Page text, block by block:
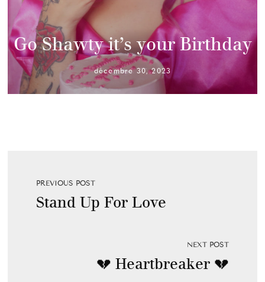
Go Shawty it’s your Birthday
décembre 30, 2023
PREVIOUS POST
Stand Up For Love
NEXT POST
💔 Heartbreaker 💔